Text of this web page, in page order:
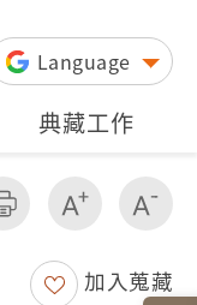
Language
典藏工作
友善列印 增加字級
加入蒐藏